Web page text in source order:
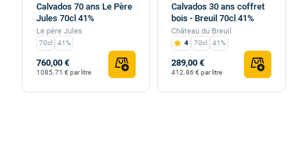
Calvados 70 ans Le Père
Jules 70cl 41%
Le père Jules
70cl 41%
760,00 €
1085.71 € par litre
Calvados 30 ans coffret
bois - Breuil 70cl 41%
Château du Breuil
4 70cl 41%
289,00 €
412.86 € par litre